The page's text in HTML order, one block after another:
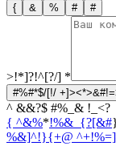
{ & % # #
>!*]?!^[?/] *
#%#*$/[!/
^ &&?$ #%_& !_<?
{ ^&%*!%&_{?[&#
%&]^!}{+@